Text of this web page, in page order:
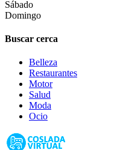
Sábado
Domingo
Buscar cerca
Belleza
Restaurantes
Motor
Salud
Moda
Ocio